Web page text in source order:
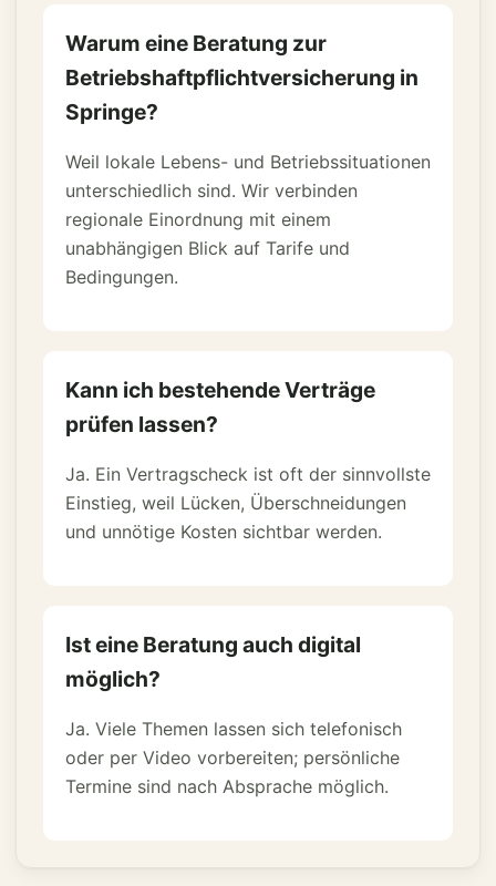
Warum eine Beratung zur
Betriebshaftpflichtversicherung in
Springe?
Weil lokale Lebens- und Betriebssituationen
unterschiedlich sind. Wir verbinden
regionale Einordnung mit einem
unabhängigen Blick auf Tarife und
Bedingungen.
Kann ich bestehende Verträge
prüfen lassen?
Ja. Ein Vertragscheck ist oft der sinnvollste
Einstieg, weil Lücken, Überschneidungen
und unnötige Kosten sichtbar werden.
Ist eine Beratung auch digital
möglich?
Ja. Viele Themen lassen sich telefonisch
oder per Video vorbereiten; persönliche
Termine sind nach Absprache möglich.